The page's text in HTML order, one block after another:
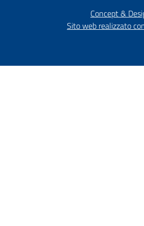
Concept &
Sito web realizzato